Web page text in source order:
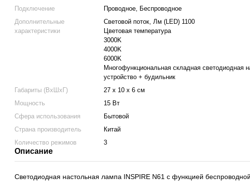
Подключение
Проводное, Беспроводное
Дополнительные
характеристики
Световой поток, Лм (LED) 1100
Цветовая температура
3000K
4000K
6000K
Многофункциональная складная светодиодная
устройство + будильник
Габариты (ВхШхГ)
27 х 10 х 6 см
Мощность
15 Вт
Сфера использования
Бытовой
Страна производитель
Китай
Количество режимов
3
Описание
Светодиодная настольная лампа INSPIRE N61 с функцией